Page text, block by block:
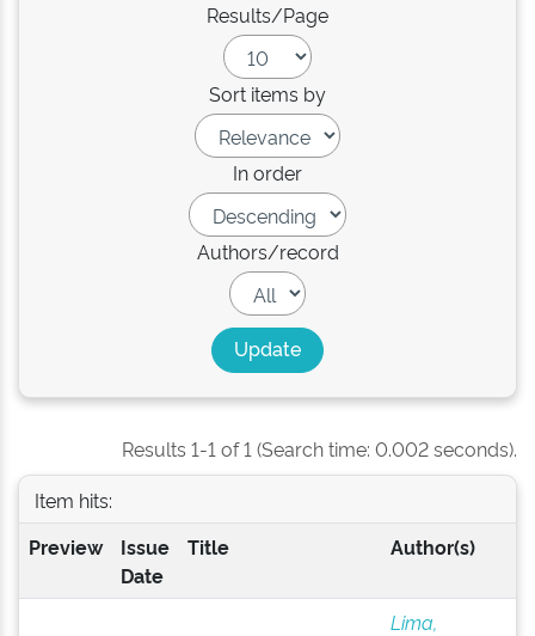
Results/Page
Sort items by
In order
Authors/record
Results 1-1 of 1 (Search time: 0.002 seconds).
Item hits:
Preview
Issue
Date
Title Author(s)
Lima,